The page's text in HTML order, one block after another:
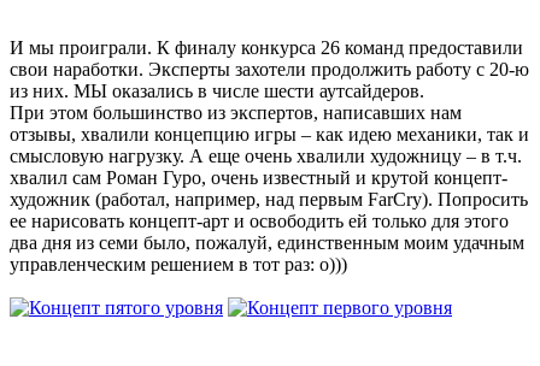
И мы проиграли. К финалу конкурса 26 команд предоставили
свои наработки. Эксперты захотели продолжить работу с 20-ю
из них. МЫ оказались в числе шести аутсайдеров.
При этом большинство из экспертов, написавших нам
отзывы, хвалили концепцию игры – как идею механики, так и
смысловую нагрузку. А еще очень хвалили художницу – в т.ч.
хвалил сам Роман Гуро, очень известный и крутой концепт-
художник (работал, например, над первым FarCry). Попросить
ее нарисовать концепт-арт и освободить ей только для этого
два дня из семи было, пожалуй, единственным моим удачным
управленческим решением в тот раз: о)))